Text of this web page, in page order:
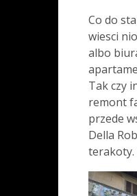
Co do
wiesci
albo
Tak czy
remont
przede
Della
terakoty.